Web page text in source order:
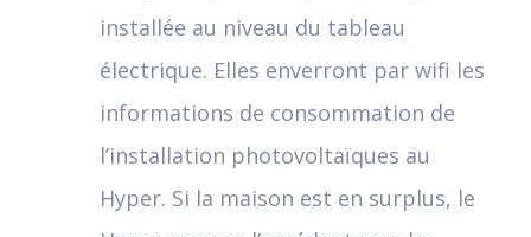
installée au niveau du tableau
électrique. Elles enverront par wifi les
informations de consommation de
l’installation photovoltaïques au
Hyper. Si la maison est en surplus, le